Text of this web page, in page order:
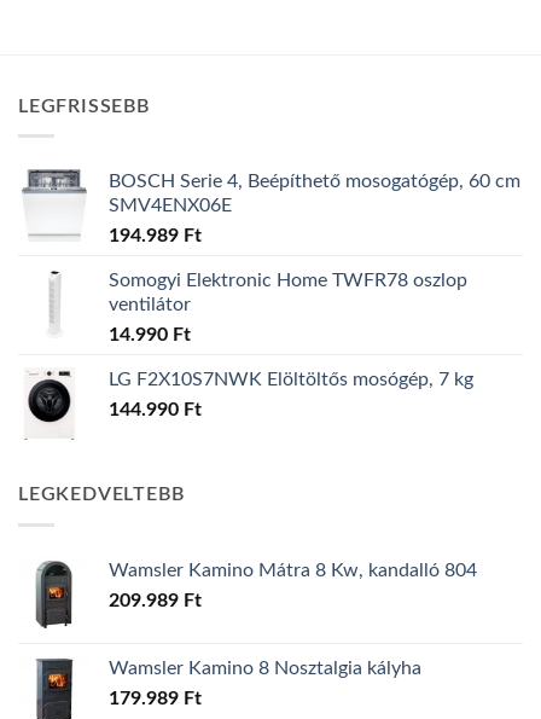
LEGFRISSEBB
BOSCH Serie 4, Beépíthető mosogatógép, 60 cm
SMV4ENX06E
194.989 Ft
Somogyi Elektronic Home TWFR78 oszlop
ventilátor
14.990 Ft
LG F2X10S7NWK Elöltöltős mosógép, 7 kg
144.990 Ft
LEGKEDVELTEBB
Wamsler Kamino Mátra 8 Kw, kandalló 804
209.989 Ft
Wamsler Kamino 8 Nosztalgia kályha
179.989 Ft